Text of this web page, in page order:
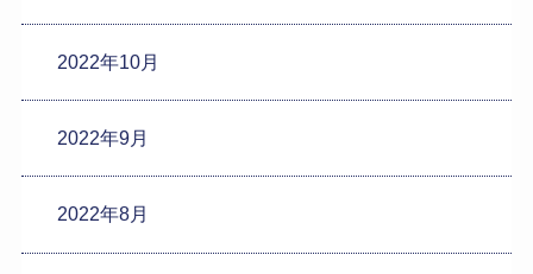
2022年10月
2022年9月
2022年8月